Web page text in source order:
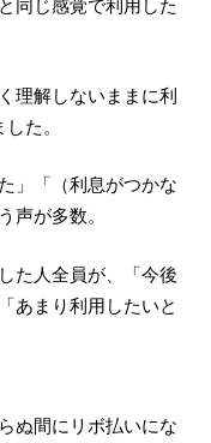
同じ感覚で利用した
理解しないままに利
た。
」「（利息がつかな
声が多数。
た人全員が、「今後
あまり利用したいと
ぬ間にリボ払いにな